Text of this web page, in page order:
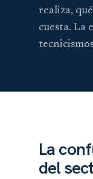
realiza,
cuesta. La
La
del